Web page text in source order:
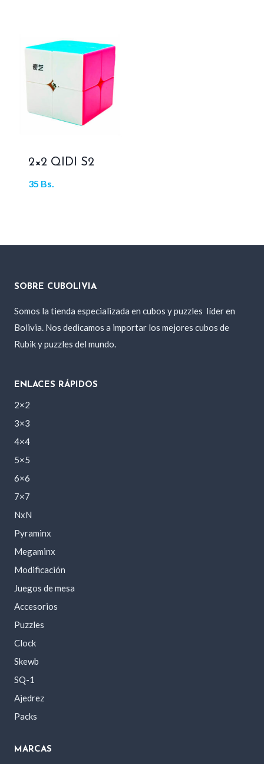
2×2 QIDI S2
35 Bs.
SOBRE CUBOLIVIA
Somos la tienda especializada en cubos y puzzles líder en
Bolivia. Nos dedicamos a importar los mejores cubos de
Rubik y puzzles del mundo.
ENLACES RÁPIDOS
2×2
3×3
4×4
5×5
6×6
7×7
NxN
Pyraminx
Megaminx
Modificación
Juegos de mesa
Accesorios
Puzzles
Clock
Skewb
SQ-1
Ajedrez
Packs
MARCAS